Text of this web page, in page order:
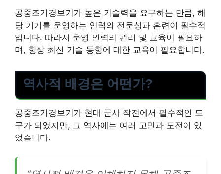
공중조기경보기가 높은 기술력을 요구하는 만큼, 해
당 기기를 운영하는 인력의 전문성과 훈련이 필수적
입니다. 따라서 운영 인력의 관리 및 교육이 필요하
며, 항상 최신 기술 동향에 대한 교육이 필요합니다.
역사적 배경은 어떤가?
공중조기경보기가 현대 군사 작전에서 필수적인 도
구가 되었지만, 그 역사에는 여러 고민과 도전이 있
었습니다.